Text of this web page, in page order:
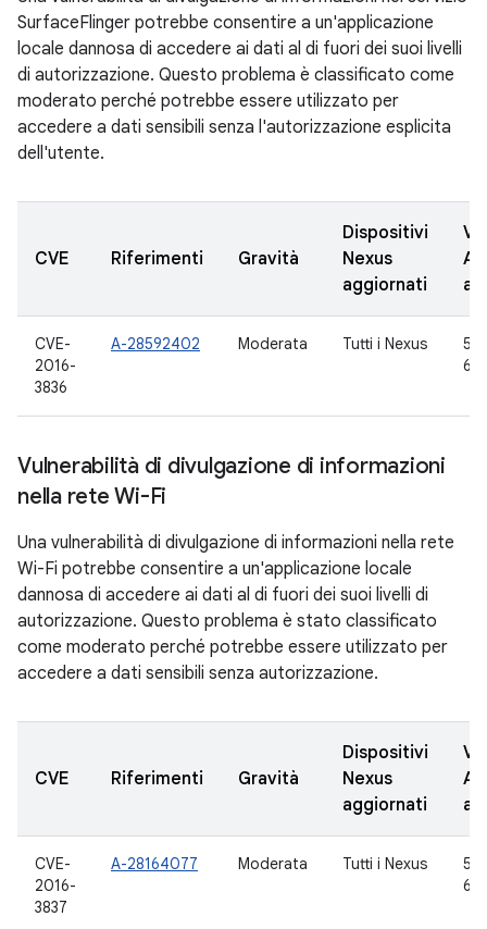
SurfaceFlinger potrebbe consentire a un'applicazione
locale dannosa di accedere ai dati al di fuori dei suoi livelli
di autorizzazione. Questo problema è classificato come
moderato perché potrebbe essere utilizzato per
accedere a dati sensibili senza l'autorizzazione esplicita
dell'utente.
CVE Riferimenti Gravità
Dispositivi
Nexus
aggiornati
CVE-
2016-
3836
A-28592402 Moderata Tutti i Nexus
Vulnerabilità di divulgazione di informazioni
nella rete Wi-Fi
Una vulnerabilità di divulgazione di informazioni nella rete
Wi-Fi potrebbe consentire a un'applicazione locale
dannosa di accedere ai dati al di fuori dei suoi livelli di
autorizzazione. Questo problema è stato classificato
come moderato perché potrebbe essere utilizzato per
accedere a dati sensibili senza autorizzazione.
CVE Riferimenti Gravità
Dispositivi
Nexus
aggiornati
CVE-
2016-
3837
A-28164077 Moderata Tutti i Nexus